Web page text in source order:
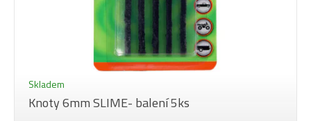
Skladem
Knoty 6mm SLIME- balení 5ks